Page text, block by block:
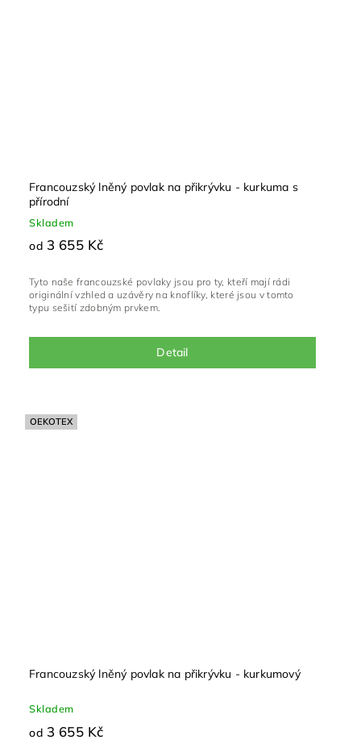
Francouzský lněný povlak na přikrývku - kurkuma s
přírodní
Skladem
od 3 655 Kč
Detail
Tyto naše francouzské povlaky jsou pro ty, kteří mají rádi
originální vzhled a uzávěry na knoflíky, které jsou v tomto
typu sešití zdobným prvkem.
OEKOTEX
Francouzský lněný povlak na přikrývku - kurkumový
Skladem
od 3 655 Kč